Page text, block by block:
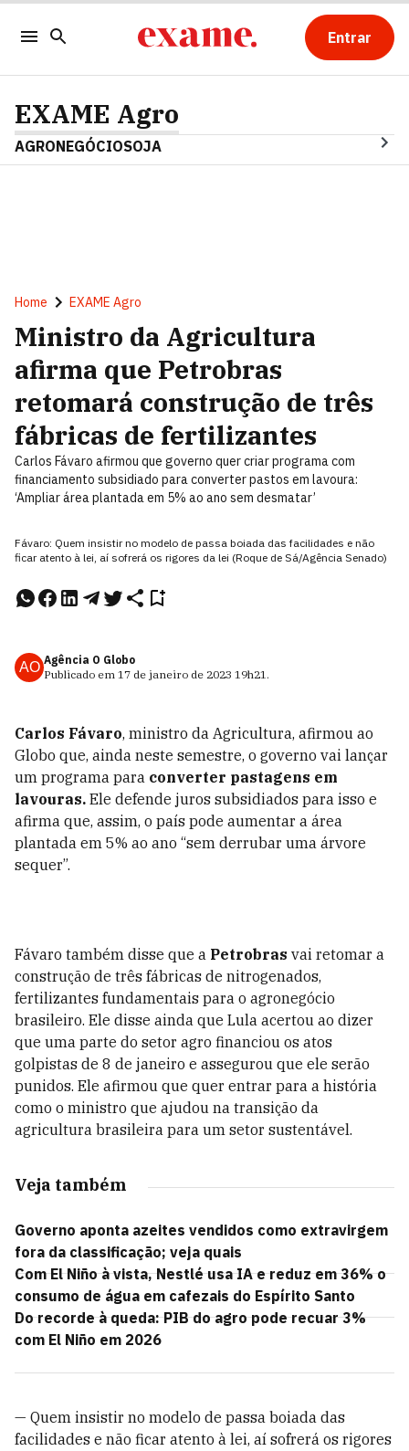
Entrar
EXAME Agro
AGRONEGÓCIOSOJA
Home EXAME Agro
Ministro da Agricultura
afirma que Petrobras
retomará construção de três
fábricas de fertilizantes
Carlos Fávaro afirmou que governo quer criar programa com
financiamento subsidiado para converter pastos em lavoura:
‘Ampliar área plantada em 5% ao ano sem desmatar’
Fávaro: Quem insistir no modelo de passa boiada das facilidades e não
ficar atento à lei, aí sofrerá os rigores da lei (Roque de Sá/Agência Senado)
AO Agência O Globo
Publicado em 17 de janeiro de 2023 19h21.
Carlos Fávaro, ministro da Agricultura, afirmou ao
Globo que, ainda neste semestre, o governo vai lançar
um programa para converter pastagens em
lavouras. Ele defende juros subsidiados para isso e
afirma que, assim, o país pode aumentar a área
plantada em 5% ao ano “sem derrubar uma árvore
sequer”.
Fávaro também disse que a Petrobras vai retomar a
construção de três fábricas de nitrogenados,
fertilizantes fundamentais para o agronegócio
brasileiro. Ele disse ainda que Lula acertou ao dizer
que uma parte do setor agro financiou os atos
golpistas de 8 de janeiro e assegurou que ele serão
punidos. Ele afirmou que quer entrar para a história
como o ministro que ajudou na transição da
agricultura brasileira para um setor sustentável.
Veja também
Governo aponta azeites vendidos como extravirgem
fora da classificação; veja quais
Com El Niño à vista, Nestlé usa IA e reduz em 36% o
consumo de água em cafezais do Espírito Santo
Do recorde à queda: PIB do agro pode recuar 3%
com El Niño em 2026
— Quem insistir no modelo de passa boiada das
facilidades e não ficar atento à lei, aí sofrerá os rigores